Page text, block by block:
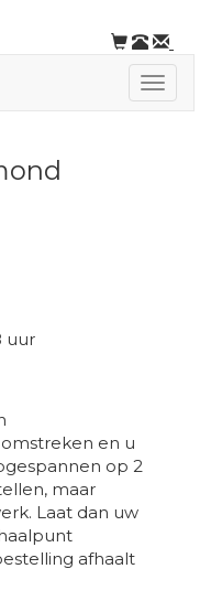
Toggle
uur
en u
op 2
maar
Laat dan uw
afhaalt